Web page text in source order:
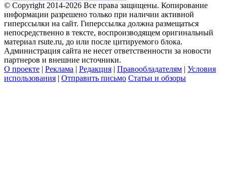
© Copyright 2014-2026 Все права защищены. Копирование
информации разрешено только при наличии активной
гиперссылки на сайт. Гиперссылка должна размещаться
непосредственно в тексте, воспроизводящем оригинальный
материал rsute.ru, до или после цитируемого блока.
Администрация сайта не несет ответственности за новости
партнеров и внешние источники.
О проекте | Реклама | Редакция | Правообладателям | Условия
использования | Отправить письмо Статьи и обзоры